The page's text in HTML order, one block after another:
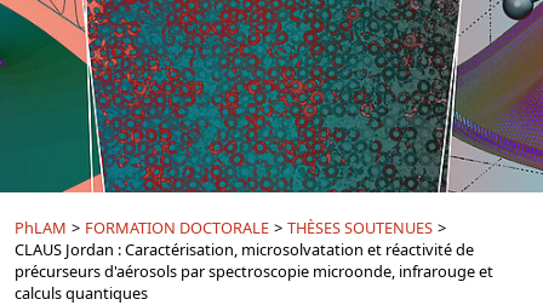
PhLAM > FORMATION DOCTORALE > THÈSES SOUTENUES >
CLAUS Jordan : Caractérisation, microsolvatation et réactivité de
précurseurs d'aérosols par spectroscopie microonde, infrarouge et
calculs quantiques